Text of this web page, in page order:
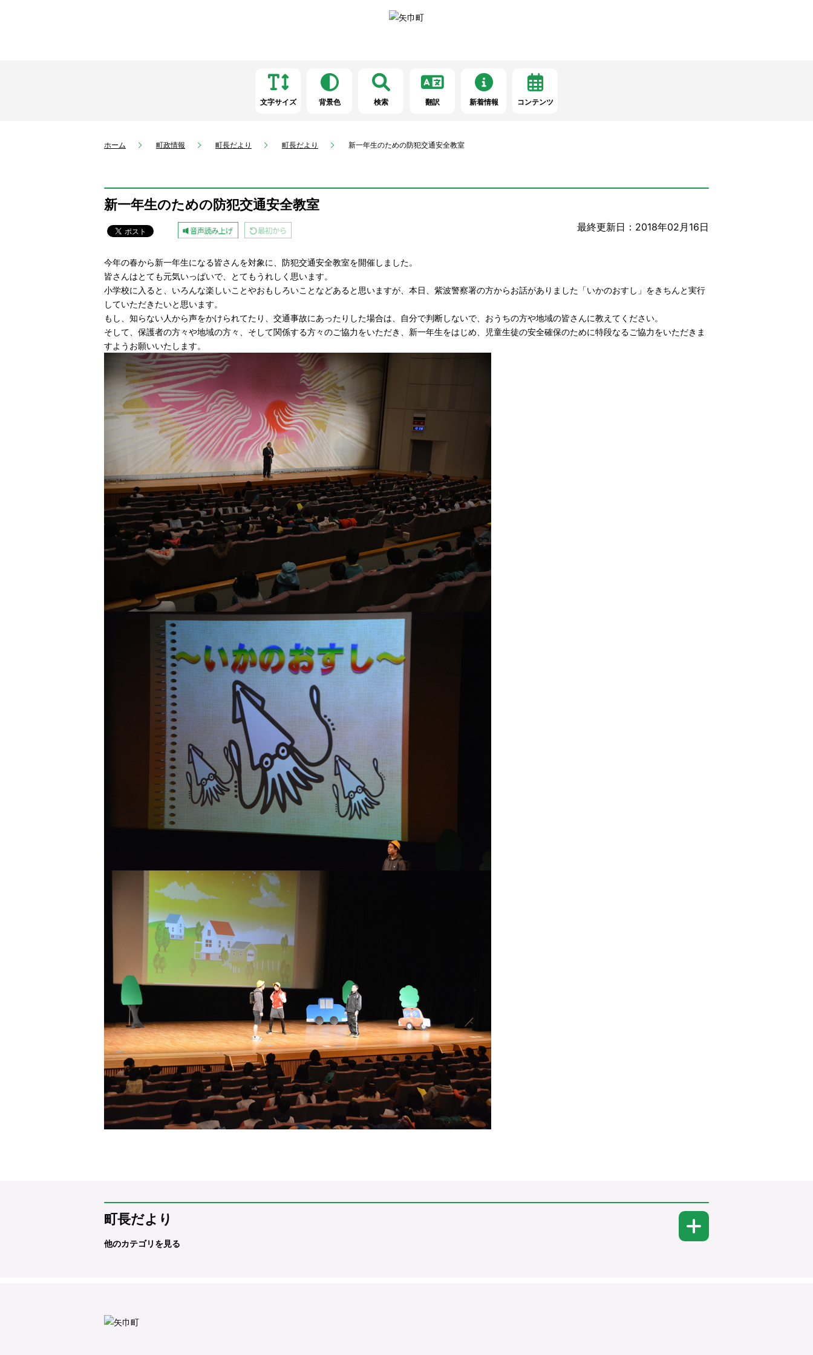
文字サイズ 背景色 検索 翻訳 新着情報 コンテンツ
ホーム 町政情報 町長だより 町長だより 新一年生のための防犯交通安全教室
新一年生のための防犯交通安全教室
最終更新日：2018年02月16日
今年の春から新一年生になる皆さんを対象に、防犯交通安全教室を開催しました。
皆さんはとても元気いっぱいで、とてもうれしく思います。
小学校に入ると、いろんな楽しいことやおもしろいことなどあると思いますが、本日、紫波警察署の方からお話がありました「いかのおすし」をきちんと実行
していただきたいと思います。
もし、知らない人から声をかけられてたり、交通事故にあったりした場合は、自分で判断しないで、おうちの方や地域の皆さんに教えてください。
そして、保護者の方々や地域の方々、そして関係する方々のご協力をいただき、新一年生をはじめ、児童生徒の安全確保のために特段なるご協力をいただきま
すようお願いいたします。
町長だより
他のカテゴリを見る